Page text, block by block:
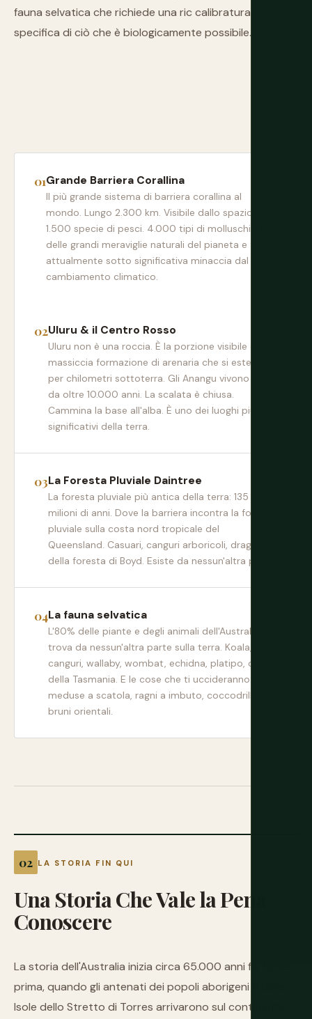
fauna selvatica che richiede una ric calibratura
specifica di ciò che è biologicamente possibile.
Grande Barriera Corallina
Il più grande sistema di barriera corallina al
mondo. Lungo 2.300 km. Visibile dallo spazio.
1.500 specie di pesci. 4.000 tipi di molluschi. Una
delle grandi meraviglie naturali del pianeta e
attualmente sotto significativa minaccia dal
cambiamento climatico.
Uluru & il Centro Rosso
Uluru non è una roccia. È la porzione visibile di una
massiccia formazione di arenaria che si estende
per chilometri sottoterra. Gli Anangu vivono qui
da oltre 10.000 anni. La scalata è chiusa.
Cammina la base all'alba. È uno dei luoghi più
significativi della terra.
La Foresta Pluviale Daintree
La foresta pluviale più antica della terra: 135
milioni di anni. Dove la barriera incontra la foresta
pluviale sulla costa nord tropicale del
Queensland. Casuari, canguri arboricoli, draghi
della foresta di Boyd. Esiste da nessun'altra parte.
La fauna selvatica
L'80% delle piante e degli animali dell'Australia si
trova da nessun'altra parte sulla terra. Koala,
canguri, wallaby, wombat, echidna, platipo, diavoli
della Tasmania. E le cose che ti uccideranno:
meduse a scatola, ragni a imbuto, coccodrilli,
bruni orientali.
LA STORIA FIN QUI
UnaStoriaCheValelaPena
Conoscere
La storia dell'Australia inizia circa 65.000 anni fa, forse
prima, quando gli antenati dei popoli aborigeni e delle
Isole dello Stretto di Torres arrivarono sul continente.